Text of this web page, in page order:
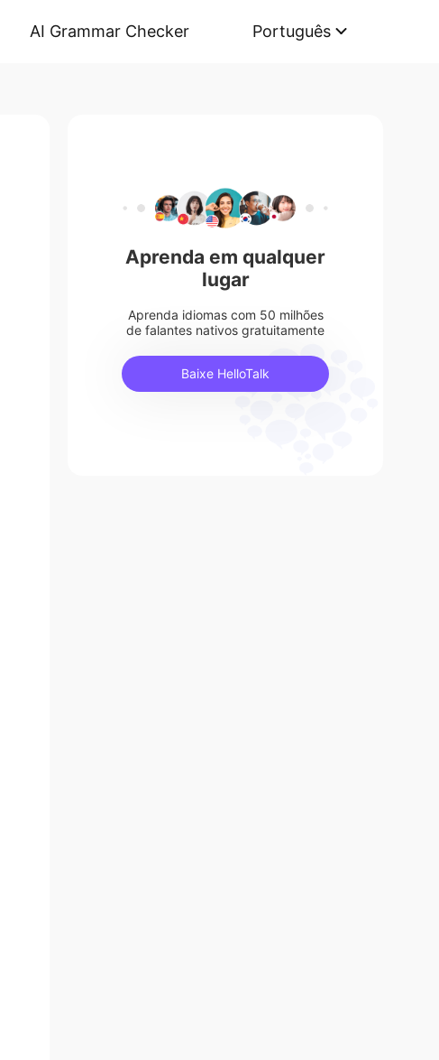
AI Grammar Checker Português
Aprenda em qualquer
lugar
Aprenda idiomas com 50 milhões
de falantes nativos gratuitamente
Baixe HelloTalk